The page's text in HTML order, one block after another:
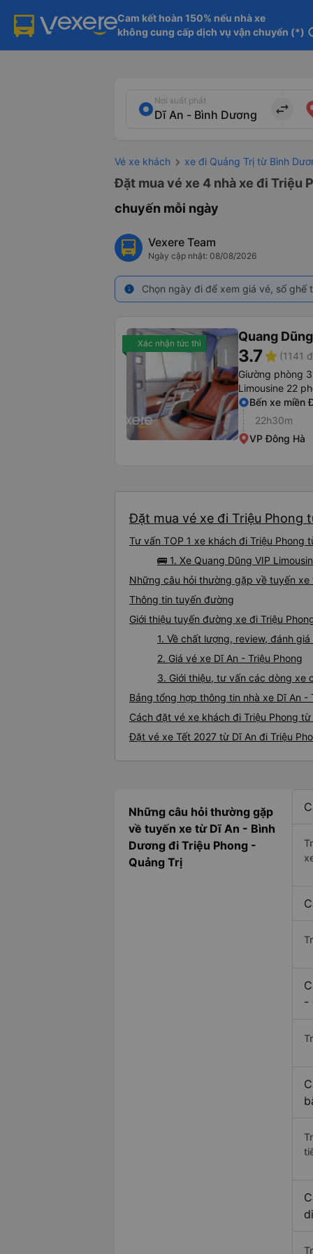
Cam kết hoàn 150% nếu nhà xe
không cung cấp dịch vụ vận chuyển (*)
Nơi xuất phát
import_export
Vé xe khách xe đi Quảng Trị từ Bình
Đặt mua vé xe 4 nhà xe đi Triệu
chuyến mỗi ngày
Vexere Team
Ngày cập nhật: 08/08/2026
info Chọn ngày đi để xem giá vé, số
Xác nhận tức thì Quang
3.7star (1141
Giường phòng
Limousine 22
Bến xe miền
22h30m
VP Đông Hà
Đặt mua vé xe đi Triệu Phong
Tư vấn TOP 1 xe khách đi Triệu
🚌 1. Xe Quang Dũng VIP
Những câu hỏi thường gặp về tuyến xe
Thông tin tuyến đường
Giới thiệu tuyến đường xe đi Triệu
1. Về chất lượng, review, đánh
2. Giá vé xe Dĩ An - Triệu Phong
3. Giới thiệu, tư vấn các dòng xe
Bảng tổng hợp thông tin nhà xe Dĩ An -
Cách đặt vé xe khách đi Triệu Phong
Đặt vé xe Tết 2027 từ Dĩ An đi Triệu
Những câu hỏi thường gặp
về tuyến xe từ Dĩ An - Bình
Dương đi Triệu Phong -
Quảng Trị
-